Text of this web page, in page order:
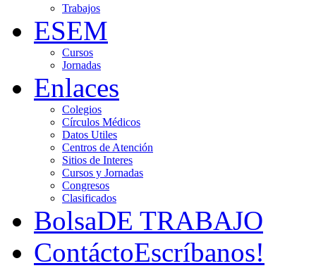
Trabajos
ESEM
Cursos
Jornadas
Enlaces
Colegios
Círculos Médicos
Datos Utiles
Centros de Atención
Sitios de Interes
Cursos y Jornadas
Congresos
Clasificados
BolsaDE TRABAJO
ContáctoEscríbanos!